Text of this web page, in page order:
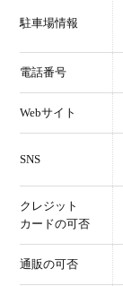
駐車場情報
電話番号
Webサイト
SNS
クレジット
カードの可否
通販の可否